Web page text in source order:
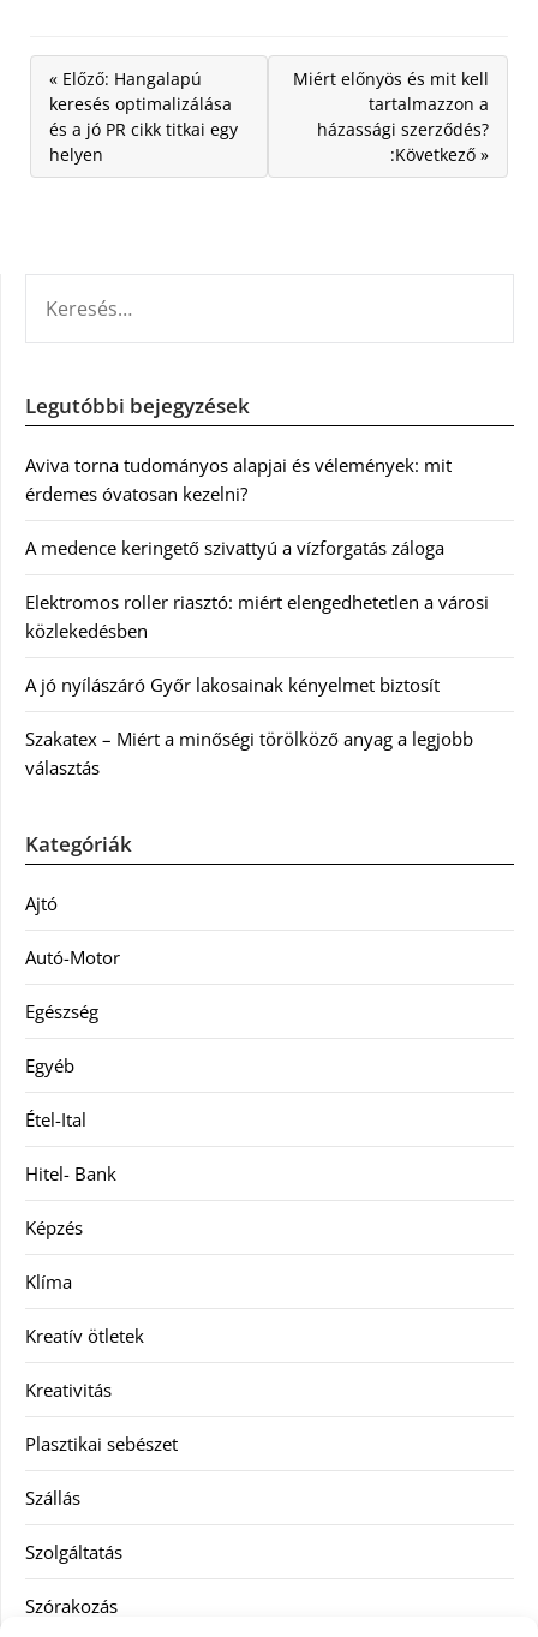
« Előző: Hangalapú
keresés optimalizálása
és a jó PR cikk titkai egy
helyen
Miért előnyös és mit kell
tartalmazzon a
házassági szerződés?
:Következő »
Legutóbbi bejegyzések
Aviva torna tudományos alapjai és vélemények: mit
érdemes óvatosan kezelni?
A medence keringető szivattyú a vízforgatás záloga
Elektromos roller riasztó: miért elengedhetetlen a városi
közlekedésben
A jó nyílászáró Győr lakosainak kényelmet biztosít
Szakatex – Miért a minőségi törölköző anyag a legjobb
választás
Kategóriák
Ajtó
Autó-Motor
Egészség
Egyéb
Étel-Ital
Hitel- Bank
Képzés
Klíma
Kreatív ötletek
Kreativitás
Plasztikai sebészet
Szállás
Szolgáltatás
Szórakozás